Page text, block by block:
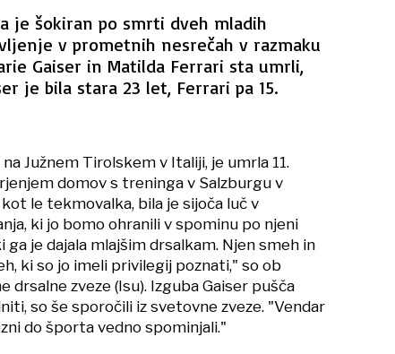
je šokiran po smrti dveh mladih
v prometnih nesrečah v razmaku
Gaiser in Matilda Ferrari sta umrli,
je bila stara 23 let, Ferrari pa 15.
Južnem Tirolskem v Italiji, je umrla 11.
domov s treninga v Salzburgu v
le tekmovalka, bila je sijoča luč v
ki jo bomo ohranili v spominu po njeni
je dajala mlajšim drsalkam. Njen smeh in
ki so jo imeli privilegij poznati," so ob
drsalne zveze (Isu). Izguba Gaiser pušča
so še sporočili iz svetovne zveze. "Vendar
do športa vedno spominjali."